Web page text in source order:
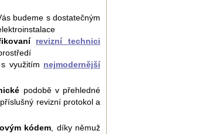
budeme s dostatečným
revizní technici
využitím nejmodernější
podobě v přehledné
revizní protokol a
kódem, díky němuž